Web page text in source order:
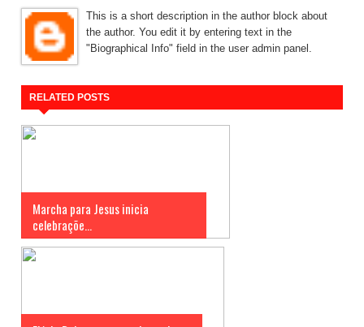
This is a short description in the author block about
the author. You edit it by entering text in the
"Biographical Info" field in the user admin panel.
RELATED POSTS
Marcha para Jesus inicia
celebraçõe...